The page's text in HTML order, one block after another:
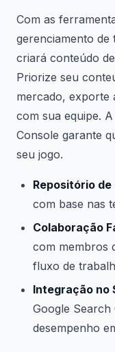
Com as
gerenciamento
criará conteúdo
Priorize seu
mercado, exporte
com sua equipe.
Console garante
seu jogo.
Repositório
com base nas
Colaboração
com membros
fluxo de
Integração no
Google
desempenho